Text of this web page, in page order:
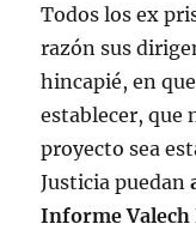
Todos los ex
razón sus
hincapié, en
establecer, que
proyecto sea
Justicia puedan
Informe Valech